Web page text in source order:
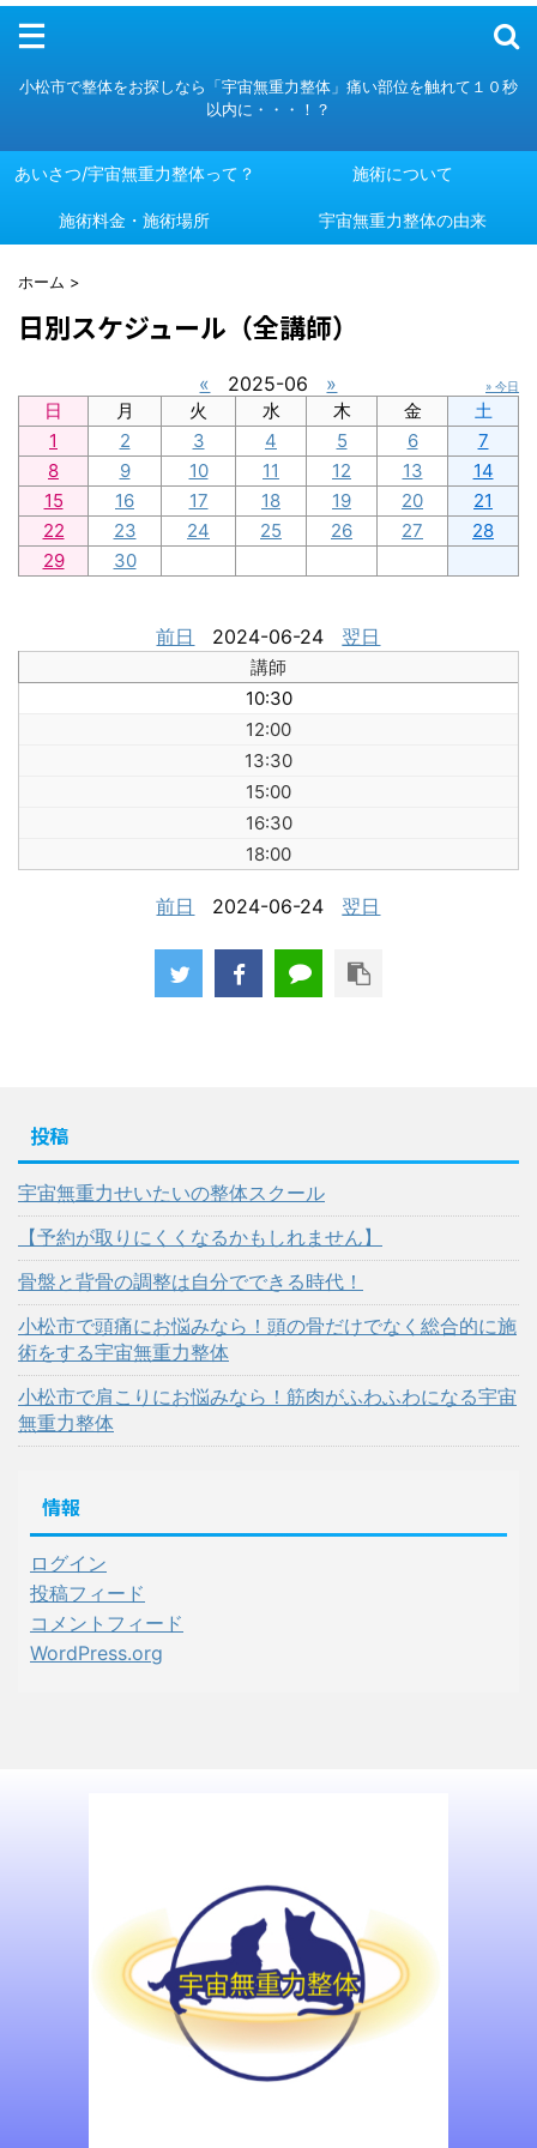
メニュー
あいさつ/宇宙無重力整体って？
施術料金・施術場所
宇宙無重力整体の由来
小松市で整体をお探しなら「宇宙無重力整体」痛い部位を触れて１０秒
以内に・・・！？
あいさつ/宇宙無重力整体って？ 施術について
施術料金・施術場所 宇宙無重力整体の由来
ホーム >
日別スケジュール（全講師）
« 2025-06 » » 今日
日 月 火 水 木 金
土
1
2 3 4 5 6
7
8
9 10 11 12 13
14
15
16 17 18 19 20
21
22
23 24 25 26 27
28
29
30
前日 2024-06-24 翌日
講師
10:30
12:00
13:30
15:00
16:30
18:00
前日 2024-06-24 翌日
投稿
宇宙無重力せいたいの整体スクール
【予約が取りにくくなるかもしれません】
骨盤と背骨の調整は自分でできる時代！
小松市で頭痛にお悩みなら！頭の骨だけでなく総合的に施
術をする宇宙無重力整体
小松市で肩こりにお悩みなら！筋肉がふわふわになる宇宙
無重力整体
情報
ログイン
投稿フィード
コメントフィード
WordPress.org